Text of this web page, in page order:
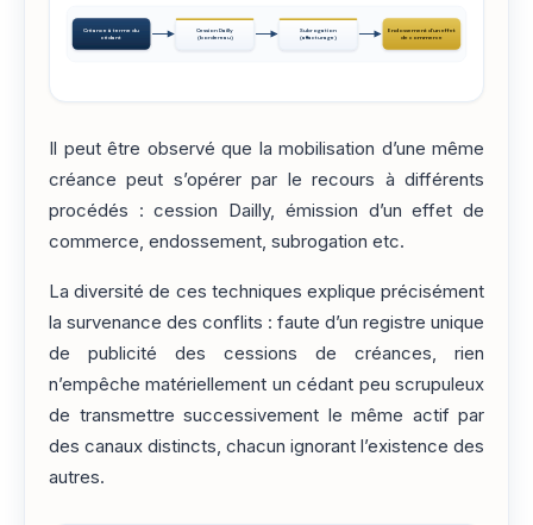
Créance à terme du
cédant
Cession Dailly
(bordereau)
Subrogation
(affacturage)
Endossement d'un effet
de commerce
Il peut être observé que la mobilisation d’une même
créance peut s’opérer par le recours à différents
procédés : cession Dailly, émission d’un effet de
commerce, endossement, subrogation etc.
La diversité de ces techniques explique précisément
la survenance des conflits : faute d’un registre unique
de publicité des cessions de créances, rien
n’empêche matériellement un cédant peu scrupuleux
de transmettre successivement le même actif par
des canaux distincts, chacun ignorant l’existence des
autres.